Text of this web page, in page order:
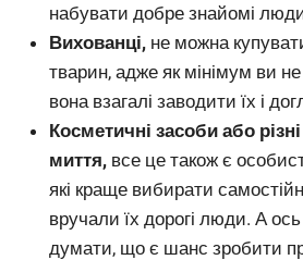
набувати добре знайомі
Вихованці, не можна
тварин, адже як мінімум ви
вона взагалі заводити їх і
Косметичні засоби або
миття, все це також є
які краще вибирати
вручали їх дорогі люди. А
думати, що є шанс зробити